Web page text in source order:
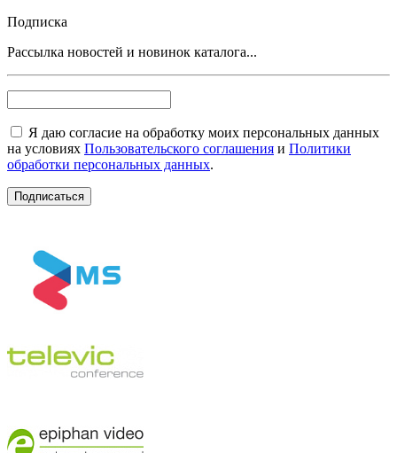
Подписка
Рассылка новостей и новинок каталога...
Я даю согласие на обработку моих персональных данных
на условиях Пользовательского соглашения и Политики
обработки персональных данных.